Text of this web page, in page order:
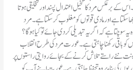
کے بر عکس مرد کا تخیل اعتدال پسند اور تخلیقی ہوتا
سکتا ہے اور مادی قوتوں کو مغلوب کر سکتا ہے۔ مرد
سوچتا ہے کہ اگر یہ تبدیلی کر دی جائے تو کیا ہو گا؟
باقی رکھنا چاہتی ہے۔ عورت مرد کی طرح انقلاب
نت نئے راستے تلاش کرنے کے بجائے روایتی راستوں پر